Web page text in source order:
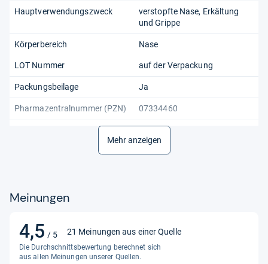
Hauptverwendungszweck
verstopfte Nase, Erkältung
und Grippe
Körperbereich Nase
LOT Nummer auf der Verpackung
Packungsbeilage Ja
Pharmazentralnummer (PZN) 07334460
Behandlung von Schnupfen
Nasal
Mehr anzeigen
Meinungen
4,5 / 5
4,5
von
5
21 Meinungen aus einer Quelle
Die Durchschnittsbewertung berechnet sich
aus allen Meinungen unserer Quellen.